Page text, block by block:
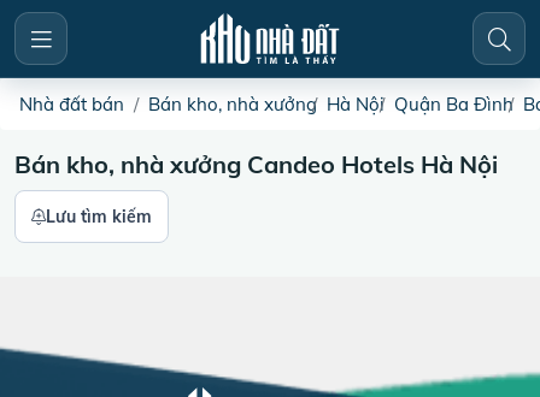
Nhà đất bán Bán kho, nhà xưởng Hà Nội Quận Ba Đình
Bán kho, nhà xưởng Candeo Hotels Hà Nội
Lưu tìm kiếm